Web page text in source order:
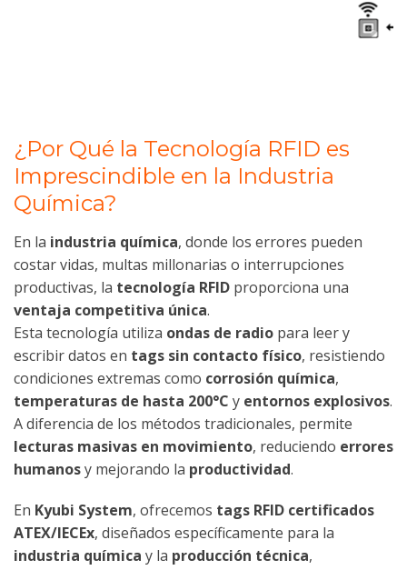
¿Por Qué la Tecnología RFID es
Imprescindible en la Industria
Química?
En la industria química, donde los errores pueden
costar vidas, multas millonarias o interrupciones
productivas, la tecnología RFID proporciona una
ventaja competitiva única.
Esta tecnología utiliza ondas de radio para leer y
escribir datos en tags sin contacto físico, resistiendo
condiciones extremas como corrosión química,
temperaturas de hasta 200°C y entornos explosivos.
A diferencia de los métodos tradicionales, permite
lecturas masivas en movimiento, reduciendo errores
humanosy mejorando la productividad.
En Kyubi System, ofrecemos tags RFID certificados
ATEX/IECEx, diseñados específicamente para la
industria química y la producción técnica,